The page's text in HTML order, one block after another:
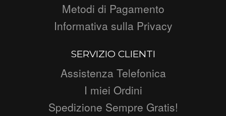
Metodi di Pagamento
Informativa sulla Privacy
SERVIZIO CLIENTI
Assistenza Telefonica
I miei Ordini
Spedizione Sempre Gratis!